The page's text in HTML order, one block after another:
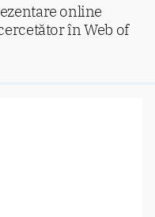
online
în Web of